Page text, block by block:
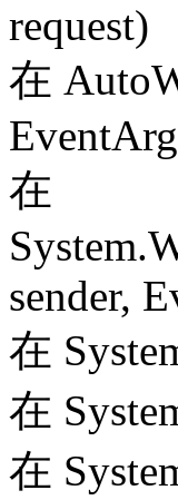
request)
在
在
sender,
在
在
在